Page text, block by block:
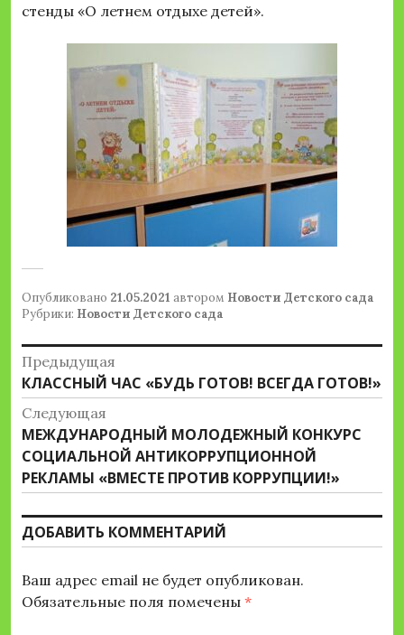
стенды «О летнем отдыхе детей».
Опубликовано 21.05.2021 автором Новости Детского сада
Рубрики: Новости Детского сада
Навигация
по
записям
Предыдущая
Предыдущая
запись:
КЛАССНЫЙ ЧАС «БУДЬ ГОТОВ! ВСЕГДА ГОТОВ!»
Следующая
Следующая
запись:
МЕЖДУНАРОДНЫЙ МОЛОДЕЖНЫЙ КОНКУРС
СОЦИАЛЬНОЙ АНТИКОРРУПЦИОННОЙ
РЕКЛАМЫ «ВМЕСТЕ ПРОТИВ КОРРУПЦИИ!»
ДОБАВИТЬ КОММЕНТАРИЙ
Ваш адрес email не будет опубликован.
Обязательные поля помечены *